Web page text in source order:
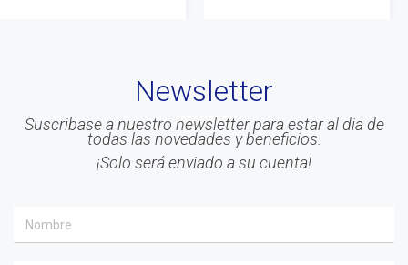
#Inteligencia Emocional
#Mindfulness
#coaching ejecutivo
Newsletter
Suscribase a nuestro newsletter para estar al dia de
todas las novedades y beneficios.
¡Solo será enviado a su cuenta!